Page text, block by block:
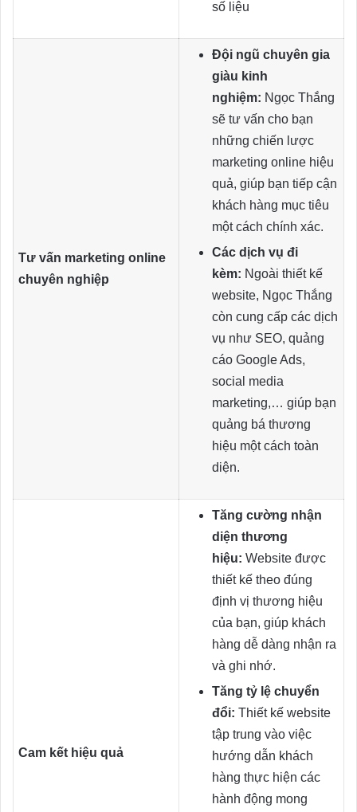
số liệu
Tư vấn marketing online
chuyên nghiệp
Đội ngũ chuyên gia
giàu kinh
nghiệm: Ngọc Thắng
sẽ tư vấn cho bạn
những chiến lược
marketing online hiệu
quả, giúp bạn tiếp cận
khách hàng mục tiêu
một cách chính xác.
Các dịch vụ đi
kèm: Ngoài thiết kế
website, Ngọc Thắng
còn cung cấp các dịch
vụ như SEO, quảng
cáo Google Ads,
social media
marketing,… giúp bạn
quảng bá thương
hiệu một cách toàn
diện.
Cam kết hiệu quả
Tăng cường nhận
diện thương
hiệu: Website được
thiết kế theo đúng
định vị thương hiệu
của bạn, giúp khách
hàng dễ dàng nhận ra
và ghi nhớ.
Tăng tỷ lệ chuyển
đổi: Thiết kế website
tập trung vào việc
hướng dẫn khách
hàng thực hiện các
hành động mong